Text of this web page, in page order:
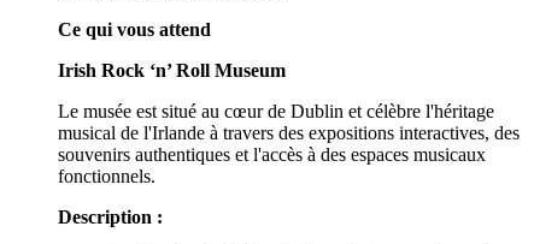
Ce qui vous attend
Irish Rock ‘n’ Roll Museum
Le musée est situé au cœur de Dublin et célèbre l'héritage
musical de l'Irlande à travers des expositions interactives, des
souvenirs authentiques et l'accès à des espaces musicaux
fonctionnels.
Description :